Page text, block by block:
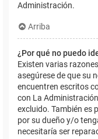
Administración.
Arriba
¿Por qué no puedo
Existen varias
asegúrese de que su
encuentren escritos
con La
excluido. También es
por su dueño y/o
necesitaría ser